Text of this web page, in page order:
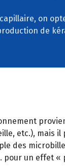
on
de
etc.), mais il
des
pour un effet «